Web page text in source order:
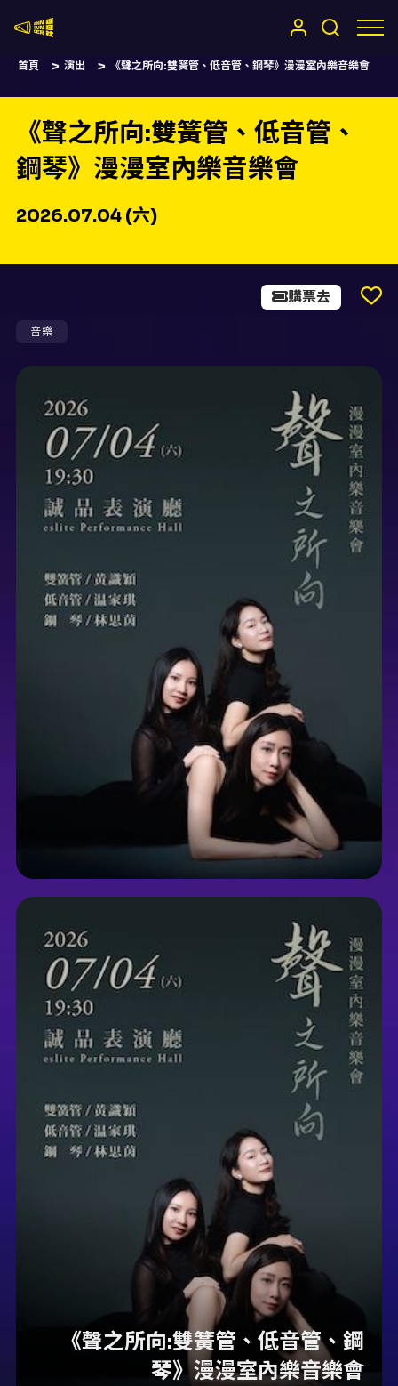
首頁 演出 《聲之所向:雙簧管、低音管、鋼琴》漫漫室內樂音樂會
《聲之所向:雙簧管、低音管、
鋼琴》漫漫室內樂音樂會
2026.07.04 (六)
音樂
購票去
《聲之所向:雙簧管、低音管、鋼
琴》漫漫室內樂音樂會